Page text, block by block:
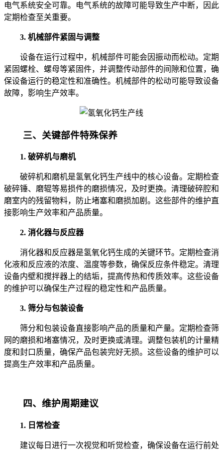
电气系统安全可靠。电气系统的故障可能导致生产中断，因此
定期检查至关重要。
3. 机械部件紧固与调整
设备在运行过程中，机械部件可能会因振动而松动。定期
紧固螺栓、螺母等紧固件，并调整传动部件的间隙和位置，确
保设备运行的稳定性和准确性。机械部件的松动可能导致设备
故障，影响生产效率。
三、关键部件特殊保养
1. 破碎机与磨机
破碎机和磨机是氢氧化钙生产线中的核心设备。定期检查
破碎锤、磨辊等易损件的磨损情况，及时更换。清理破碎腔和
磨室内的残留物料，防止堵塞和磨损加剧。这些部件的维护直
接影响生产效率和产品质量。
2. 消化器与反应器
消化器和反应器是氢氧化钙生成的关键环节。定期检查消
化液和反应液的浓度、温度等参数，确保反应条件稳定。清理
设备内壁和搅拌器上的结垢，提高传热和传质效率。这些设备
的维护可以确保生产过程的稳定性和产品质量。
3. 筛分与包装设备
筛分和包装设备直接影响产品的质量和产量。定期检查筛
网的磨损和堵塞情况，及时更换或清理。调整包装机的计量精
度和封口质量，确保产品包装完好无损。这些设备的维护可以
提高生产效率和产品质量。
四、维护周期建议
1. 日常检查
建议每日进行一次视觉和听觉检查，确保设备在运行前处